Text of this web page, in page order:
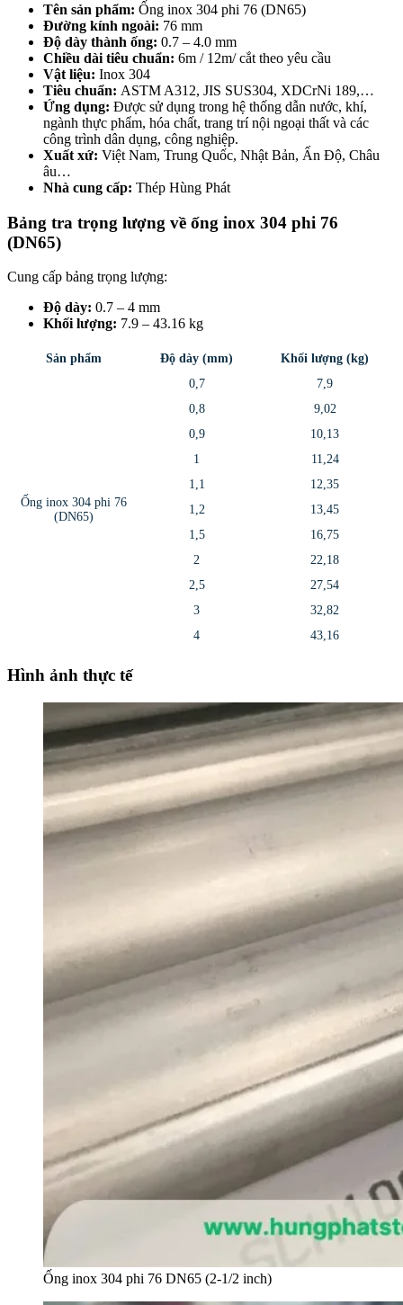
Tên sản phẩm: Ống inox 304 phi 76 (DN65)
Đường kính ngoài: 76 mm
Độ dày thành ống: 0.7 – 4.0 mm
Chiều dài tiêu chuẩn: 6m / 12m/ cắt theo yêu cầu
Vật liệu: Inox 304
Tiêu chuẩn: ASTM A312, JIS SUS304, XDCrNi 189,…
Ứng dụng: Được sử dụng trong hệ thống dẫn nước, khí,
ngành thực phẩm, hóa chất, trang trí nội ngoại thất và các
công trình dân dụng, công nghiệp.
Xuất xứ: Việt Nam, Trung Quốc, Nhật Bản, Ấn Độ, Châu
âu…
Nhà cung cấp: Thép Hùng Phát
Bảng tra trọng lượng về ống inox 304 phi 76
(DN65)
Cung cấp bảng trọng lượng:
Độ dày: 0.7 – 4 mm
Khối lượng: 7.9 – 43.16 kg
Sản phẩm Độ dày (mm) Khối lượng (kg)
Ống inox 304 phi 76
(DN65)
0,7
7,9
0,8
9,02
0,9
10,13
1
11,24
1,1
12,35
1,2
13,45
1,5
16,75
2
22,18
2,5
27,54
3
32,82
4
43,16
Hình ảnh thực tế
Ống inox 304 phi 76 DN65 (2-1/2 inch)